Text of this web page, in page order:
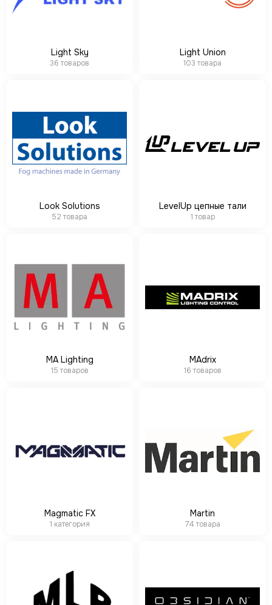
Light Sky
36 товаров
Light Union
103 товара
Look Solutions
52 товара
LevelUp цепные тали
1 товар
MA Lighting
15 товаров
MAdrix
16 товаров
Magmatic FX
1 категория
Martin
74 товара